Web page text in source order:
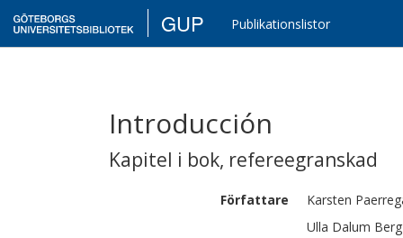
GUP Publikationslistor
Introducción
Kapitel i bok, refereegranskad
Författare Karsten
Ulla Dalum Berg